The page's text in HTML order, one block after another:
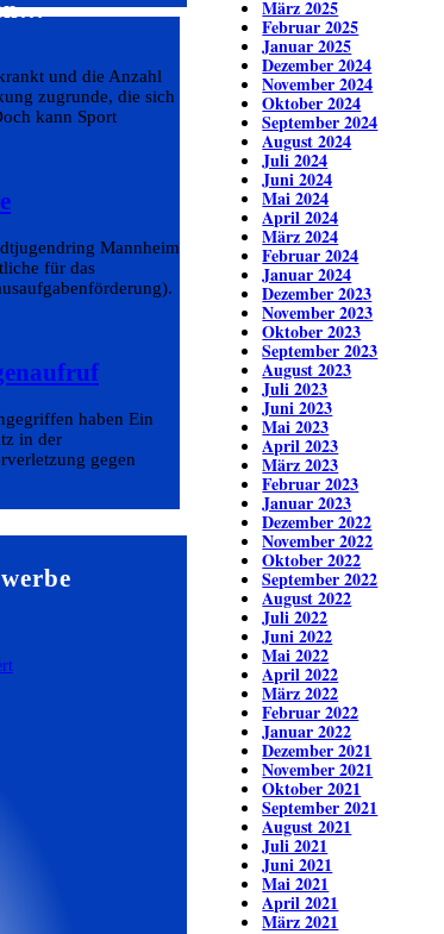
und die Anzahl
zugrunde, die sich
kann Sport
Mannheim
für das
haben Ein
in der
gegen
März 2025
Februar 2025
Januar 2025
Dezember 2024
November 2024
Oktober 2024
September 2024
August 2024
Juli 2024
Juni 2024
Mai 2024
April 2024
März 2024
Februar 2024
Januar 2024
Dezember 2023
November 2023
Oktober 2023
September 2023
August 2023
Juli 2023
Juni 2023
Mai 2023
April 2023
März 2023
Februar 2023
Januar 2023
Dezember 2022
November 2022
Oktober 2022
September 2022
August 2022
Juli 2022
Juni 2022
Mai 2022
April 2022
März 2022
Februar 2022
Januar 2022
Dezember 2021
November 2021
Oktober 2021
September 2021
August 2021
Juli 2021
Juni 2021
Mai 2021
April 2021
März 2021